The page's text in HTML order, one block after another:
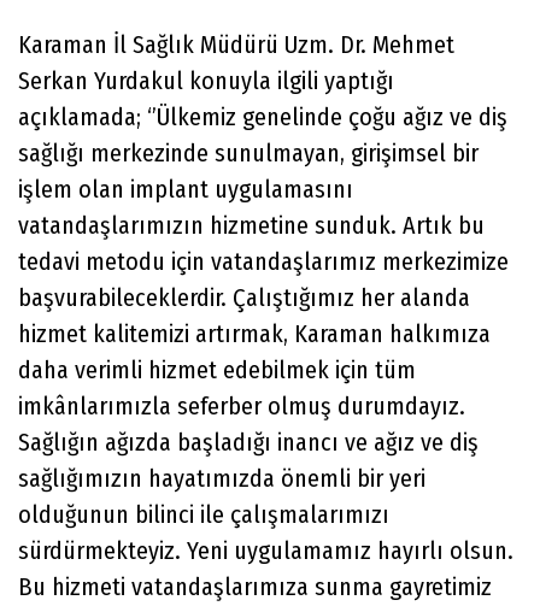
Karaman İl Sağlık Müdürü Uzm. Dr. Mehmet
Serkan Yurdakul konuyla ilgili yaptığı
açıklamada; ‘’Ülkemiz genelinde çoğu ağız ve diş
sağlığı merkezinde sunulmayan, girişimsel bir
işlem olan implant uygulamasını
vatandaşlarımızın hizmetine sunduk. Artık bu
tedavi metodu için vatandaşlarımız merkezimize
başvurabileceklerdir. Çalıştığımız her alanda
hizmet kalitemizi artırmak, Karaman halkımıza
daha verimli hizmet edebilmek için tüm
imkânlarımızla seferber olmuş durumdayız.
Sağlığın ağızda başladığı inancı ve ağız ve diş
sağlığımızın hayatımızda önemli bir yeri
olduğunun bilinci ile çalışmalarımızı
sürdürmekteyiz. Yeni uygulamamız hayırlı olsun.
Bu hizmeti vatandaşlarımıza sunma gayretimiz